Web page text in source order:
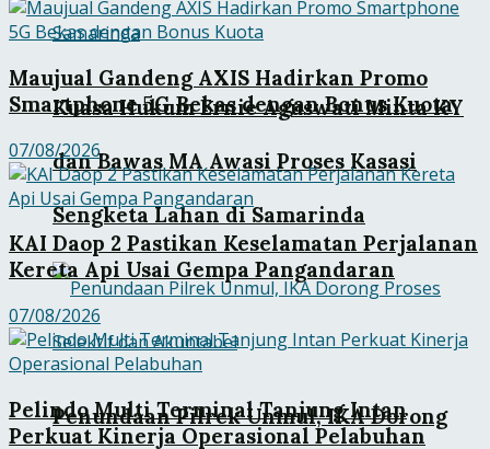
Kuasa Hukum Ernie Aguswati Minta KY
dan Bawas MA Awasi Proses Kasasi
Sengketa Lahan di Samarinda
Penundaan Pilrek Unmul, IKA Dorong
Maujual Gandeng AXIS Hadirkan Promo
Smartphone 5G Bekas dengan Bonus Kuota
07/08/2026
KAI Daop 2 Pastikan Keselamatan Perjalanan
Kereta Api Usai Gempa Pangandaran
07/08/2026
Pelindo Multi Terminal Tanjung Intan
Perkuat Kinerja Operasional Pelabuhan